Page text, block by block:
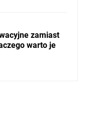
zamiast
warto je